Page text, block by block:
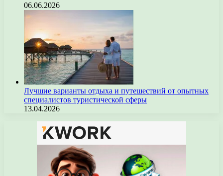
06.06.2026
Лучшие варианты отдыха и путешествий от опытных
специалистов туристической сферы
13.04.2026